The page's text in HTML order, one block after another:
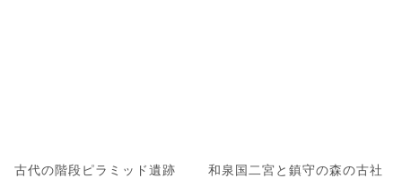
古代の階段ピラミッド遺跡 和泉国二宮と鎮守の森の古社